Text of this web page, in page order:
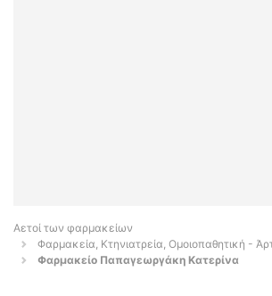
Αετοί των φαρμακείων
Φαρμακεία, Κτηνιατρεία, Ομοιοπαθητική -
Φαρμακείο Παπαγεωργάκη Κατερίνα